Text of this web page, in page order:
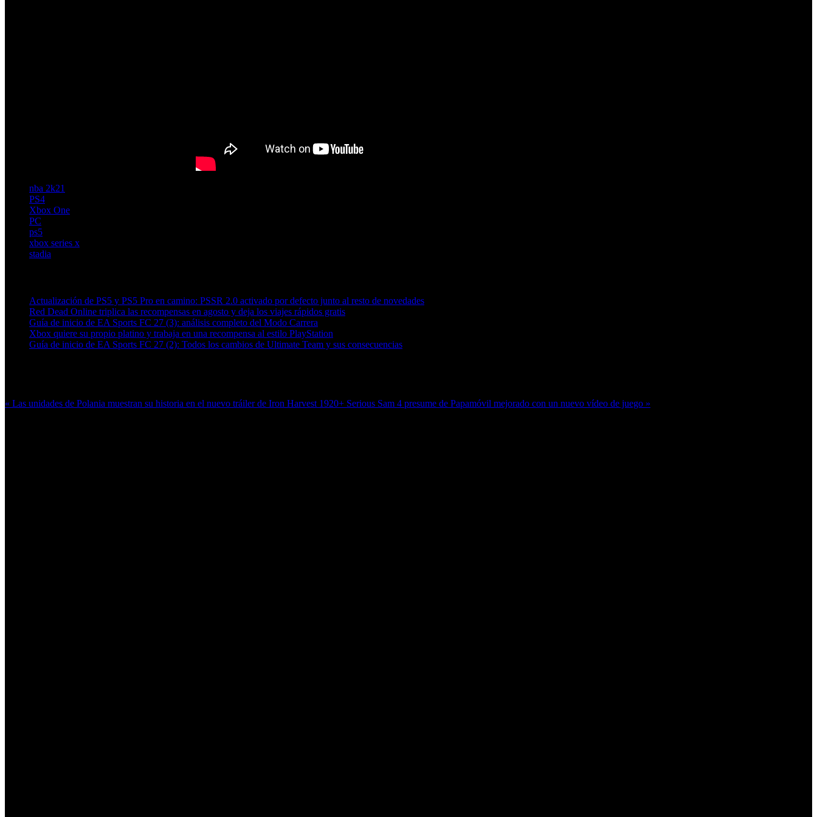
nba 2k21
PS4
Xbox One
PC
ps5
xbox series x
stadia
Actualización de PS5 y PS5 Pro en camino: PSSR 2.0 activado por defecto junto al resto de novedades
Red Dead Online triplica las recompensas en agosto y deja los viajes rápidos gratis
Guía de inicio de EA Sports FC 27 (3): análisis completo del Modo Carrera
Xbox quiere su propio platino y trabaja en una recompensa al estilo PlayStation
Guía de inicio de EA Sports FC 27 (2): Todos los cambios de Ultimate Team y sus consecuencias
« Las unidades de Polania muestran su historia en el nuevo tráiler de Iron Harvest 1920+ Serious Sam 4 presume de Papamóvil mejorado con un nuevo vídeo de juego »